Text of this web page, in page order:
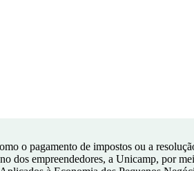
o pagamento de impostos ou a
dos empreendedores, a Unicamp, por